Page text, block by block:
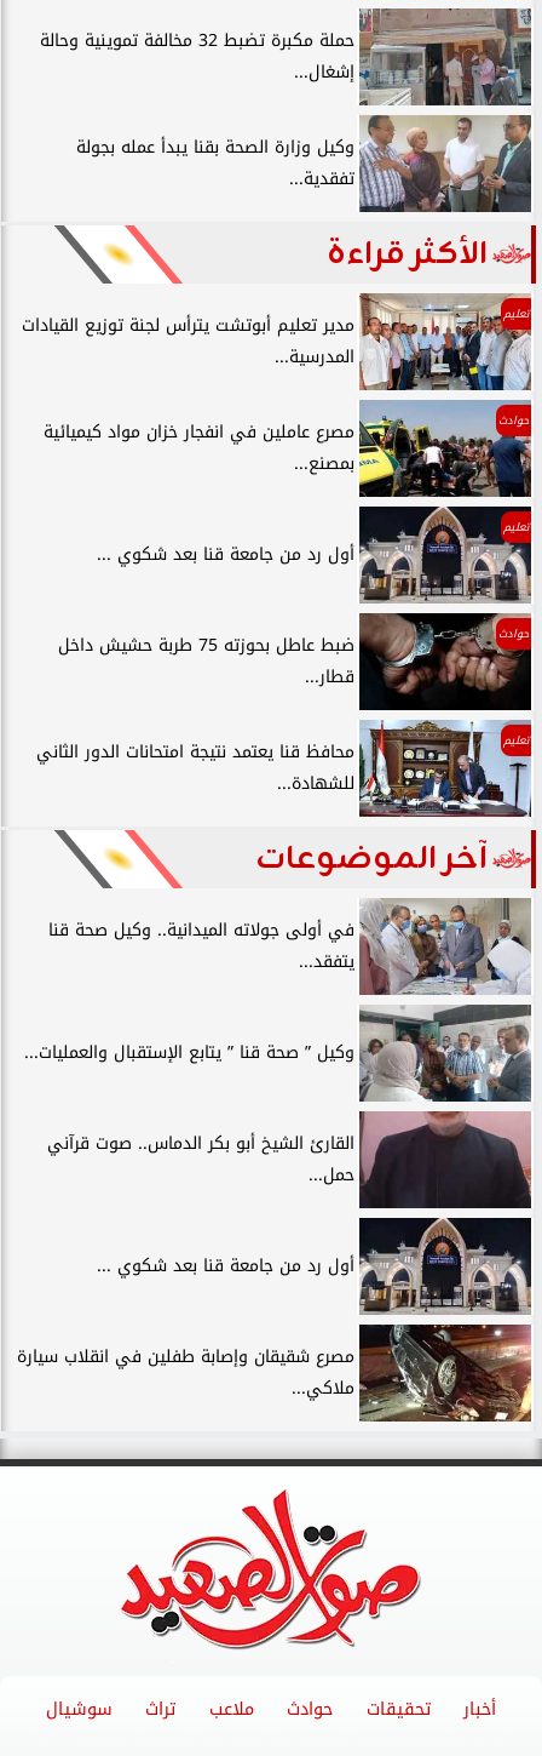
حملة مكبرة تضبط 32 مخالفة تموينية وحالة
إشغال...
وكيل وزارة الصحة بقنا يبدأ عمله بجولة
تفقدية...
الأكثر قراءة
تعليم
مدير تعليم أبوتشت يترأس لجنة توزيع القيادات
المدرسية...
حوادث
مصرع عاملين في انفجار خزان مواد كيميائية
بمصنع...
تعليم
أول رد من جامعة قنا بعد شكوي ...
حوادث
ضبط عاطل بحوزته 75 طربة حشيش داخل
قطار...
تعليم
محافظ قنا يعتمد نتيجة امتحانات الدور الثاني
للشهادة...
آخر الموضوعات
في أولى جولاته الميدانية.. وكيل صحة قنا
يتفقد...
وكيل ” صحة قنا ” يتابع الإستقبال والعمليات...
القارئ الشيخ أبو بكر الدماس.. صوت قرآني
حمل...
أول رد من جامعة قنا بعد شكوي ...
مصرع شقيقان وإصابة طفلين في انقلاب سيارة
ملاكي...
أخبار تحقيقات حوادث ملاعب تراث سوشيال